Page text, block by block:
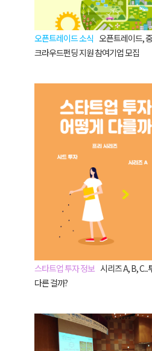
오픈트레이드 소식 오픈트레이드,
크라우드펀딩 지원 참여기업 모집
스타트업 투자 정보 시리즈 A, B,
다른 걸까?